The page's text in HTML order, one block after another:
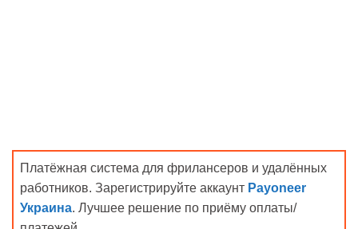
Платёжная система для фрилансеров и удалённых
работников. Зарегистрируйте аккаунт Payoneer
Украина. Лучшее решение по приёму оплаты/